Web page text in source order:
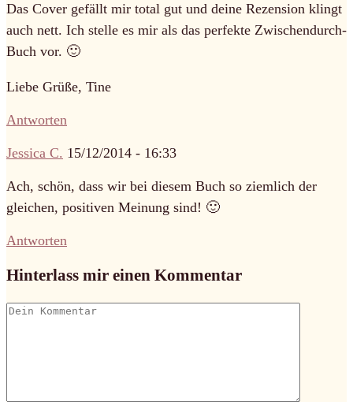
Das Cover gefällt mir total gut und deine Rezension klingt
auch nett. Ich stelle es mir als das perfekte Zwischendurch-
Buch vor. 🙂
Liebe Grüße, Tine
Antworten
Jessica C. 15/12/2014 - 16:33
Ach, schön, dass wir bei diesem Buch so ziemlich der
gleichen, positiven Meinung sind! 🙂
Antworten
Hinterlass mir einen Kommentar